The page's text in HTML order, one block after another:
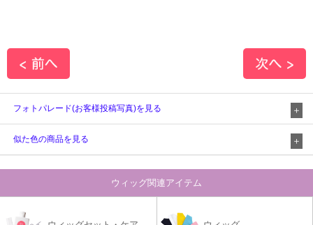
フォトパレード(お客様投稿写真)を見る
似た色の商品を見る
ウィッグ関連アイテム